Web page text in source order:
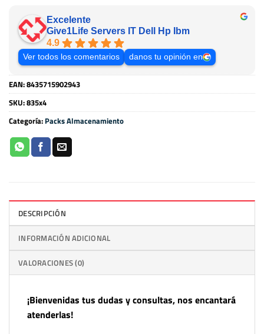
Excelente
Give1Life Servers IT Dell Hp Ibm
4.9
Ver todos los comentarios danos tu opinión en
EAN:8435715902943
SKU:835x4
Categoría: Packs Almacenamiento
DESCRIPCIÓN
INFORMACIÓN ADICIONAL
VALORACIONES (0)
¡Bienvenidas tus dudas y consultas, nos encantará
atenderlas!